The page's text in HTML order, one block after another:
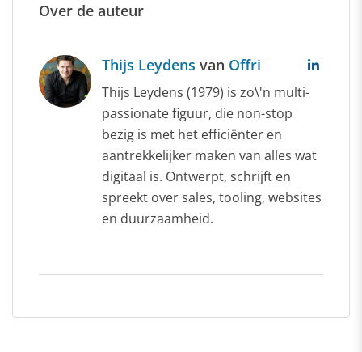
Over de auteur
Thijs Leydens van Offri
Thijs Leydens (1979) is zo\'n multi-
passionate figuur, die non-stop
bezig is met het efficiënter en
aantrekkelijker maken van alles wat
digitaal is. Ontwerpt, schrijft en
spreekt over sales, tooling, websites
en duurzaamheid.